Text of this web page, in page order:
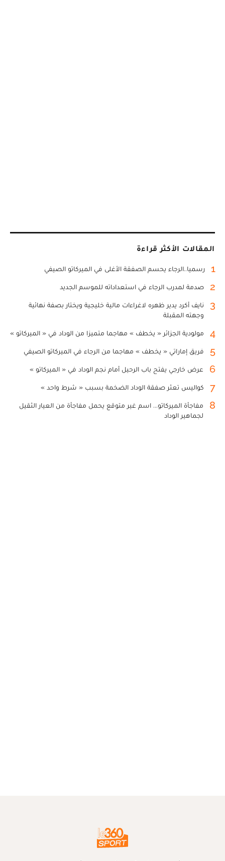
المقالات الأكثر قراءة
1 رسميا..الرجاء يحسم الصفقة الأغلى في الميركاتو الصيفي
2 صدمة لمدرب الرجاء في استعداداته للموسم الجديد
3
نايف أكرد يدير ظهره لاغراءات مالية خليجية ويختار بصفة نهائية
وجهته المقبلة
4 مولودية الجزائر « يخطف » مهاجما متميزا من الوداد في « الميركاتو »
5 فريق إماراتي « يخطف » مهاجما من الرجاء في الميركاتو الصيفي
6 عرض خارجي يفتح باب الرحيل أمام نجم الوداد في « الميركاتو »
7 كواليس تعثر صفقة الوداد الضخمة بسبب « شرط واحد »
8
مفاجأة الميركاتو... اسم غير متوقع يحمل مفاجأة من العيار الثقيل
لجماهير الوداد